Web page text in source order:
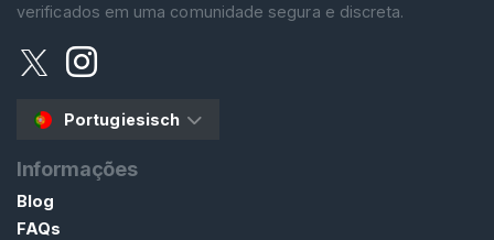
verificados em uma comunidade segura e discreta.
Portugiesisch
Informações
Blog
FAQs